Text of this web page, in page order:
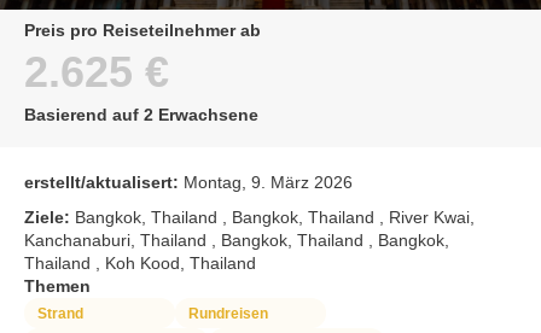
Preis pro Reiseteilnehmer ab
2.625 €
Basierend auf 2 Erwachsene
erstellt/aktualisert: Montag, 9. März 2026
Ziele: Bangkok, Thailand , Bangkok, Thailand , River Kwai,
Kanchanaburi, Thailand , Bangkok, Thailand , Bangkok,
Thailand , Koh Kood, Thailand
Themen
Strand
Rundreisen